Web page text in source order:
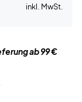
inkl. MwSt.
ab 99 €